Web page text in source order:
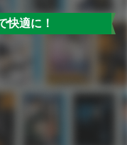
快適に！